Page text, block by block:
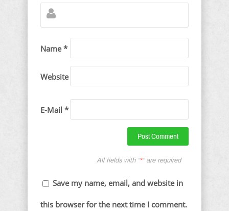
Name *
Website
E-Mail *
All fields with “*” are required
Save my name, email, and website in
this browser for the next time I comment.